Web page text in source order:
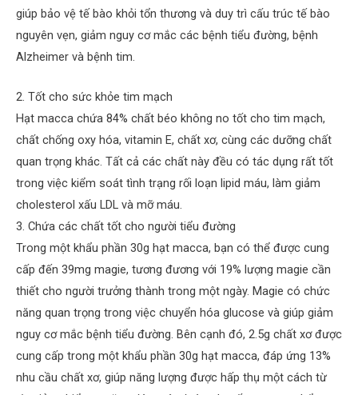
giúp bảo vệ tế bào khỏi tổn thương và duy trì cấu trúc tế bào
nguyên vẹn, giảm nguy cơ mắc các bệnh tiểu đường, bệnh
Alzheimer và bệnh tim.
2. Tốt cho sức khỏe tim mạch
Hạt macca chứa 84% chất béo không no tốt cho tim mạch,
chất chống oxy hóa, vitamin E, chất xơ, cùng các dưỡng chất
quan trọng khác. Tất cả các chất này đều có tác dụng rất tốt
trong việc kiểm soát tình trạng rối loạn lipid máu, làm giảm
cholesterol xấu LDL và mỡ máu.
3. Chứa các chất tốt cho người tiểu đường
Trong một khẩu phần 30g hạt macca, bạn có thể được cung
cấp đến 39mg magie, tương đương với 19% lượng magie cần
thiết cho người trưởng thành trong một ngày. Magie có chức
năng quan trọng trong việc chuyển hóa glucose và giúp giảm
nguy cơ mắc bệnh tiểu đường. Bên cạnh đó, 2.5g chất xơ được
cung cấp trong một khẩu phần 30g hạt macca, đáp ứng 13%
nhu cầu chất xơ, giúp năng lượng được hấp thụ một cách từ